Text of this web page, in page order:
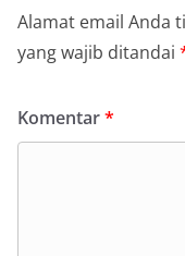
Alamat email Anda
yang wajib ditandai
Komentar*